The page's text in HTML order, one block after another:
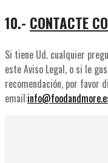
10.- CONTACTE
Si tiene Ud. cualquier
este Aviso Legal, o si le
recomendación, por favor
email: